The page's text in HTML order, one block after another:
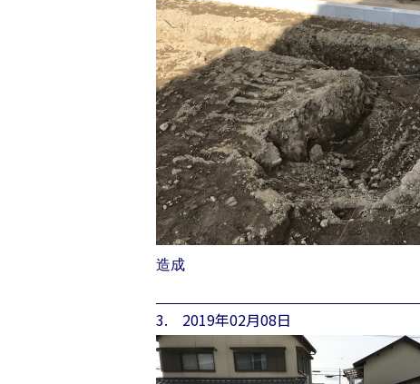
造成
3. 2019年02月08日